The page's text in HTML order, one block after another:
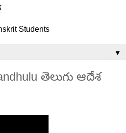
Students
▼
తెలుగు ఆదేశ